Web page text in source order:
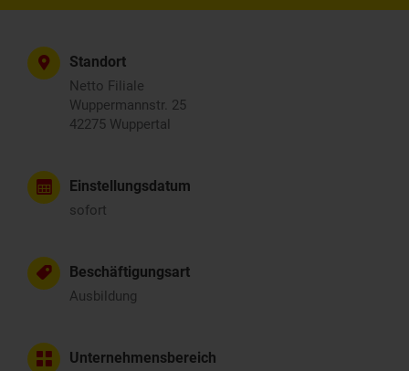
Standort
Netto Filiale
Wuppermannstr. 25
42275 Wuppertal
Einstellungsdatum
sofort
Beschäftigungsart
Ausbildung
Unternehmensbereich